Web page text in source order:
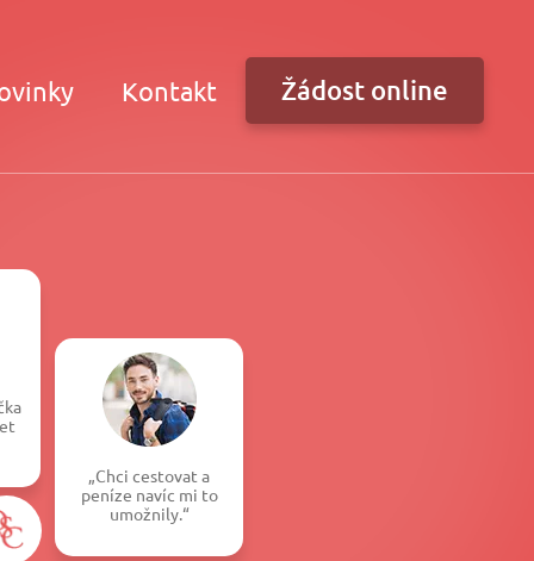
Kontakt Žádost online
„Chci cestovat a
peníze navíc mi to
umožnily.“